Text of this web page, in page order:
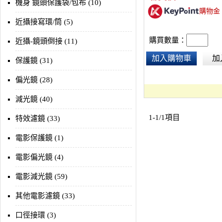
機身 鏡頭保護袋/包布 (10)
近攝接寫環/筒 (5)
近攝-鏡頭倒接 (11)
保護鏡 (31)
偏光鏡 (28)
減光鏡 (40)
特效濾鏡 (33)
電影保護鏡 (1)
電影偏光鏡 (4)
電影減光鏡 (59)
其他電影濾鏡 (33)
口徑接環 (3)
音，而控制低頻率聲音
或高頻率聲音困難。高
角，使用噴膠或透過輔
件進行掛裝。
購物金
購買數量：
加入購物車 加
1-1/1項目